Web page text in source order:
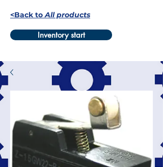
<Back toAll products
Inventory start